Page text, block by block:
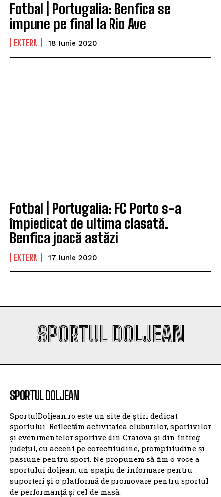
Fotbal | Portugalia: Benfica se
impune pe final la Rio Ave
EXTERN 18 Iunie 2020
Fotbal | Portugalia: FC Porto s-a
împiedicat de ultima clasată.
Benfica joacă astăzi
EXTERN 17 Iunie 2020
SPORTUL DOLJEAN
SPORTUL DOLJEAN
SportulDoljean.ro este un site de știri dedicat
sportului. Reflectăm activitatea cluburilor, sportivilor
și evenimentelor sportive din Craiova și din întreg
județul, cu accent pe corectitudine, promptitudine și
pasiune pentru sport. Ne propunem să fim o voce a
sportului doljean, un spațiu de informare pentru
suporteri și o platformă de promovare pentru sportul
de performanță și cel de masă.